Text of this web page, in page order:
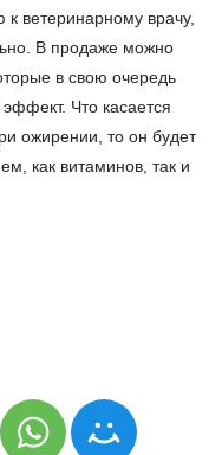
ветеринарному врачу,
В продаже можно
в свою очередь
Что касается
ожирении, то он будет
как витаминов, так и